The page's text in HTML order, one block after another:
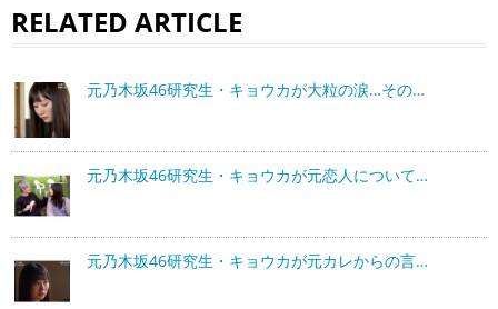
RELATED ARTICLE
元乃木坂46研究生・キョウカが大粒の涙…その…
元乃木坂46研究生・キョウカが元恋人について…
元乃木坂46研究生・キョウカが元カレからの言…